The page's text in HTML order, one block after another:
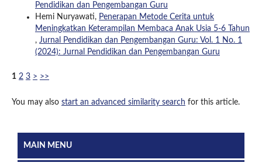
Pendidikan dan Pengembangan Guru
Hemi Nuryawati, Penerapan Metode Cerita untuk
Meningkatkan Keterampilan Membaca Anak Usia 5-6 Tahun
, Jurnal Pendidikan dan Pengembangan Guru: Vol. 1 No. 1
(2024): Jurnal Pendidikan dan Pengembangan Guru
1 2 3 > >>
You may also start an advanced similarity search for this article.
MAIN MENU